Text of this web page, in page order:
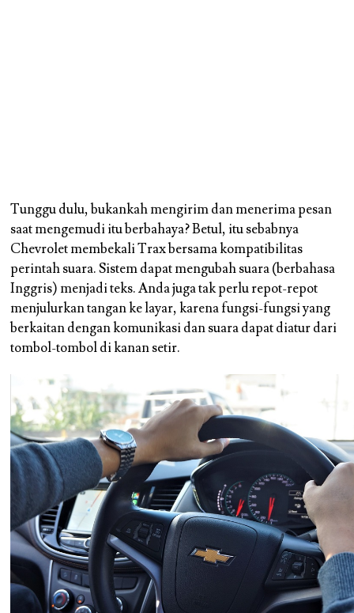
Tunggu dulu, bukankah mengirim dan menerima pesan
saat mengemudi itu berbahaya? Betul, itu sebabnya
Chevrolet membekali Trax bersama kompatibilitas
perintah suara. Sistem dapat mengubah suara (berbahasa
Inggris) menjadi teks. Anda juga tak perlu repot-repot
menjulurkan tangan ke layar, karena fungsi-fungsi yang
berkaitan dengan komunikasi dan suara dapat diatur dari
tombol-tombol di kanan setir.